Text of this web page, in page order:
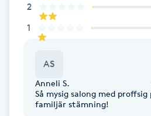
Faceliftmassage
Fet hårbotten
Fibromassage
2
1
AS
Anneli S.
Så mysig salong med proffsig
familjär stämning!